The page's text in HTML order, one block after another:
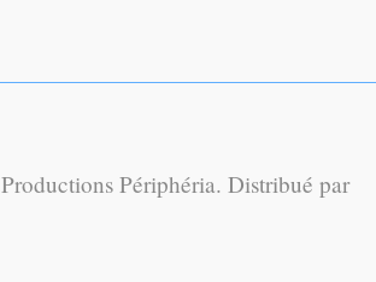
Périphéria. Distribué par